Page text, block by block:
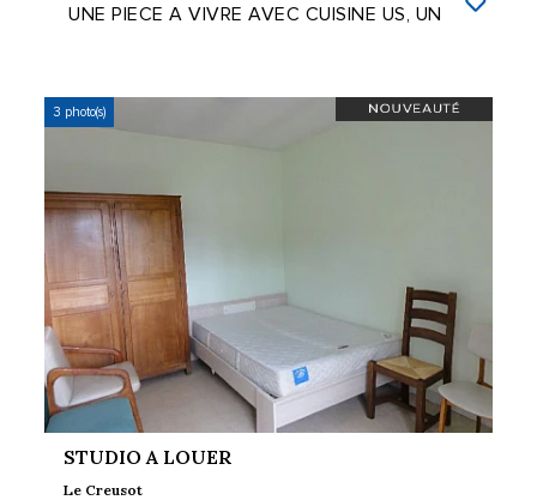
UNE PIECE A VIVRE AVEC CUISINE US, UN
3 photo(s)
STUDIO A LOUER
Le Creusot